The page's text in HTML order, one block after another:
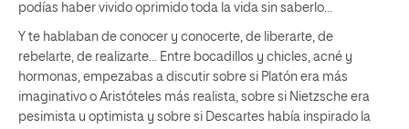
podías haber vivido oprimido toda la vida sin saberlo…
Y te hablaban de conocer y conocerte, de liberarte, de
rebelarte, de realizarte… Entre bocadillos y chicles, acné y
hormonas, empezabas a discutir sobre si Platón era más
imaginativo o Aristóteles más realista, sobre si Nietzsche era
pesimista u optimista y sobre si Descartes había inspirado la